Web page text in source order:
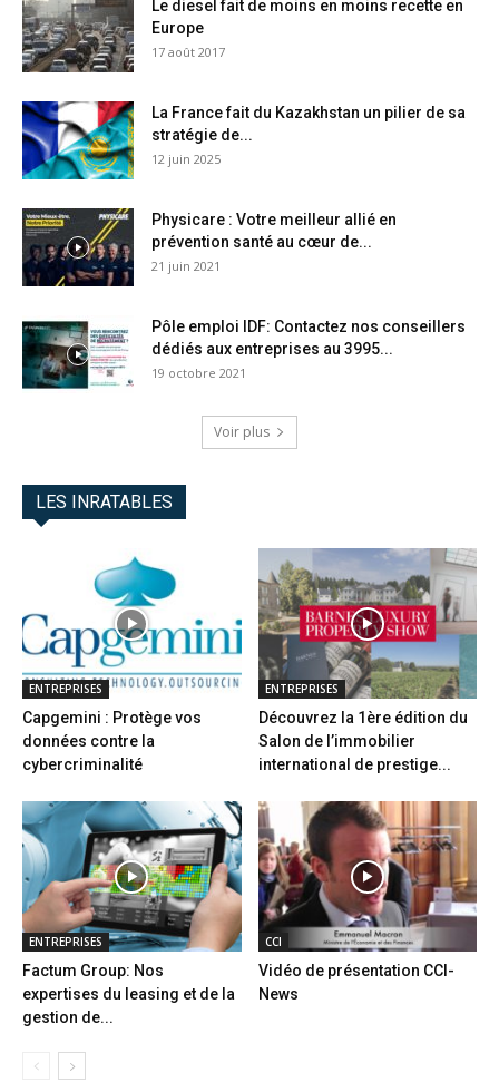
Le diesel fait de moins en moins recette en
Europe
17 août 2017
La France fait du Kazakhstan un pilier de sa
stratégie de...
12 juin 2025
Physicare : Votre meilleur allié en
prévention santé au cœur de...
21 juin 2021
Pôle emploi IDF: Contactez nos conseillers
dédiés aux entreprises au 3995...
19 octobre 2021
Voir plus
LES INRATABLES
ENTREPRISES
Capgemini : Protège vos
données contre la
cybercriminalité
ENTREPRISES
Découvrez la 1ère édition du
Salon de l’immobilier
international de prestige...
ENTREPRISES
Factum Group: Nos
expertises du leasing et de la
gestion de...
CCI
Vidéo de présentation CCI-
News